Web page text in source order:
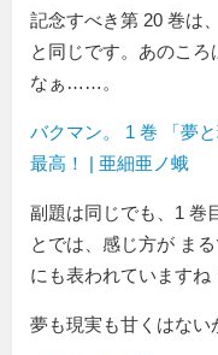
記念すべき第 20 巻は
と同じです。あのこ
なぁ……。
バクマン。 1 巻 「夢
最高！ | 亜細亜ノ蛾
副題は同じでも、1 巻
とでは、感じ方が ま
にも表われていますね
夢も現実も甘くはない